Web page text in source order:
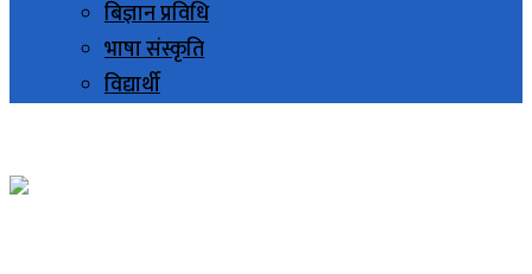
बिज्ञान प्रविधि
भाषा संस्कृति
विद्यार्थी